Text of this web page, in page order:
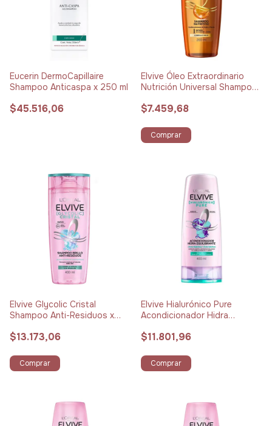
Eucerin DermoCapillaire
Shampoo Anticaspa x 250 ml
$45.516,06
Elvive Óleo Extraordinario
Nutrición Universal Shampoo
$7.459,68
Comprar
Elvive Glycolic Cristal
Shampoo Anti-Residuos x
$13.173,06
Comprar
Elvive Hialurónico Pure
Acondicionador Hidra
$11.801,96
Comprar